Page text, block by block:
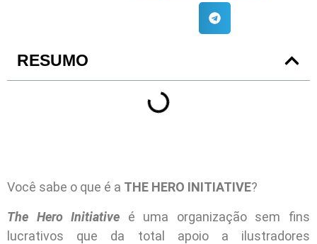
RESUMO
Você sabe o que é a THE HERO INITIATIVE?
The Hero Initiative é uma organização sem fins
lucrativos que da total apoio a ilustradores